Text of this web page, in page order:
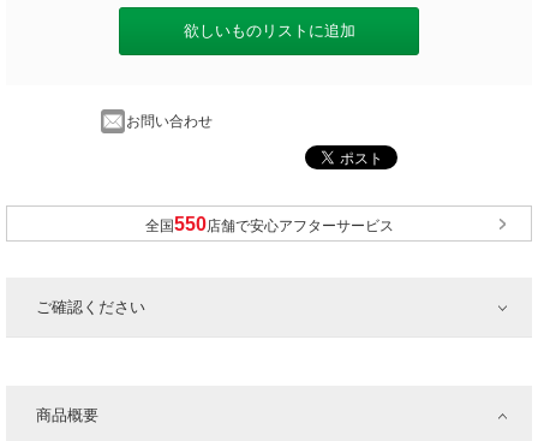
欲しいものリストに追加
お問い合わせ
全国 店舗で安心アフターサービス
ご確認ください
商品概要